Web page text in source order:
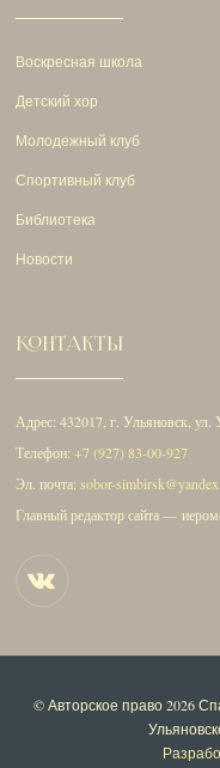
Воскресная школа
Детский хор
Молодежный клуб
Спортивный клуб
Библиотека
Новости
КОНТАКТЫ
Адрес: 432017, г. Ульяновск, ул.
Телефон:+7 (927) 83-00-927
Эл. почта: sobor-
Главный редактор сайта —
© Авторское право 2026